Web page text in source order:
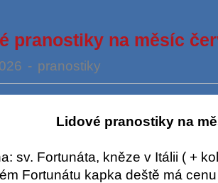
pranostiky na měsíc
- pranostiky
Lidové pranostiky na
sv. Fortunáta, kněze v Itálii ( +
Fortunátu kapka deště má